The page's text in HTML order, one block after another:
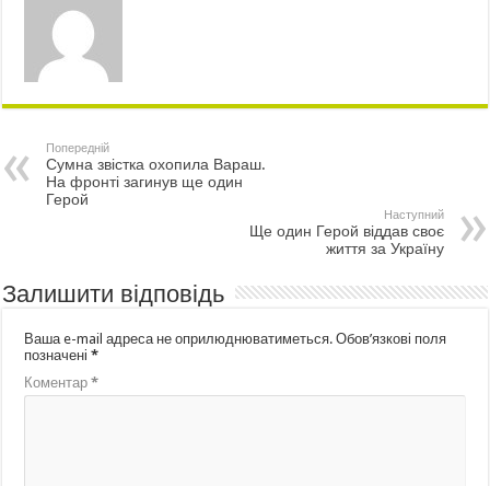
Попередній
Сумна звістка охопила Вараш.
На фронті загинув ще один
Герой
Наступний
Ще один Герой віддав своє
життя за Україну
Залишити відповідь
Ваша e-mail адреса не оприлюднюватиметься. Обов’язкові поля
позначені*
Коментар*